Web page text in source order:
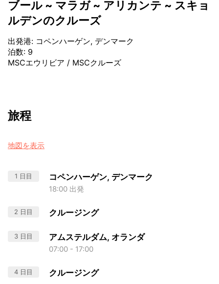
ブール ~ マラガ ~ アリカンテ ~ スキョ
ルデンのクルーズ
出発港: コペンハーゲン, デンマーク
泊数: 9
MSCエウリビア / MSCクルーズ
旅程
地図を表示
1 日目 コペンハーゲン, デンマーク
18:00 出発
2 日目 クルージング
3 日目 アムステルダム, オランダ
07:00 - 17:00
4 日目 クルージング